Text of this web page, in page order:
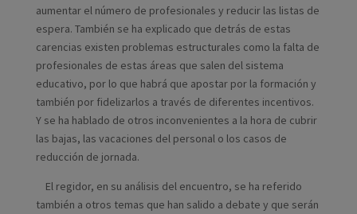
aumentar el número de profesionales y reducir las listas de
espera. También se ha explicado que detrás de estas
carencias existen problemas estructurales como la falta de
profesionales de estas áreas que salen del sistema
educativo, por lo que habrá que apostar por la formación y
también por fidelizarlos a través de diferentes incentivos.
Y se ha hablado de otros inconvenientes a la hora de cubrir
las bajas, las vacaciones del personal o los casos de
reducción de jornada.
El regidor, en su análisis del encuentro, se ha referido
también a otros temas que han salido a debate y que serán